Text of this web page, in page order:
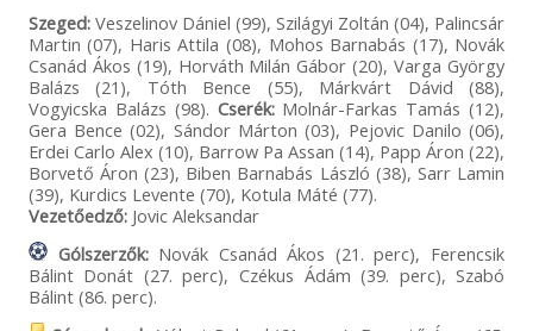
Szeged:Veszelinov Dániel (99), Szilágyi Zoltán (04), Palincsár
Martin (07), Haris Attila (08), Mohos Barnabás (17), Novák
Csanád Ákos (19), Horváth Milán Gábor (20), Varga György
Balázs (21), Tóth Bence (55), Márkvárt Dávid (88),
Vogyicska Balázs (98). Cserék:Molnár-Farkas Tamás (12),
Gera Bence (02), Sándor Márton (03), Pejovic Danilo (06),
Erdei Carlo Alex (10), Barrow Pa Assan (14), Papp Áron (22),
Borvető Áron (23), Biben Barnabás László (38), Sarr Lamin
(39), Kurdics Levente (70), Kotula Máté (77).
Vezetőedző:Jovic Aleksandar
Gólszerzők:Novák Csanád Ákos (21. perc), Ferencsik
Bálint Donát (27. perc), Czékus Ádám (39. perc), Szabó
Bálint (86. perc).